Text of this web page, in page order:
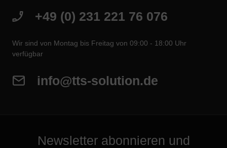
+49 (0) 231 221 76 076
Wir sind von Montag bis Freitag von 09:00 - 18:00 Uhr
verfügbar
info@tts-solution.de
Newsletter abonnieren und